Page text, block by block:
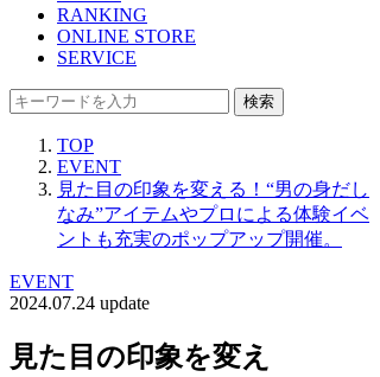
RANKING
ONLINE STORE
SERVICE
検索
TOP
EVENT
見た目の印象を変える！“男の身だし
なみ”アイテムやプロによる体験イベ
ントも充実のポップアップ開催。
EVENT
2024.07.24 update
見た目の印象を変え